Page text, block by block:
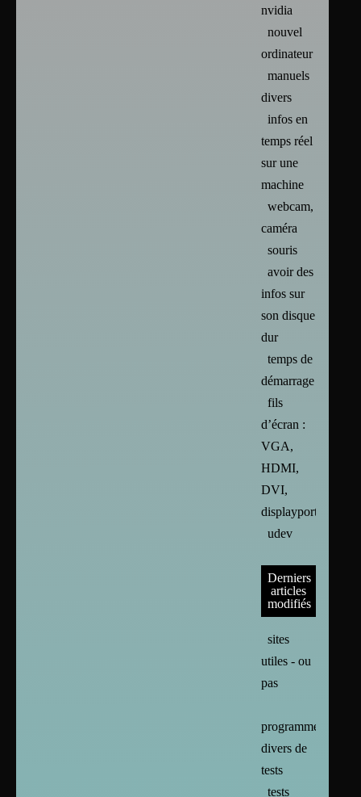
nvidia
nouvel
ordinateur
manuels
divers
infos en
temps réel
sur une
machine
webcam,
caméra
souris
avoir des
infos sur
son disque
dur
temps de
démarrage
fils
d’écran :
VGA,
HDMI,
DVI,
displayport
udev
Derniers
articles
modifiés
sites
utiles - ou
pas
programmes
divers de
tests
tests